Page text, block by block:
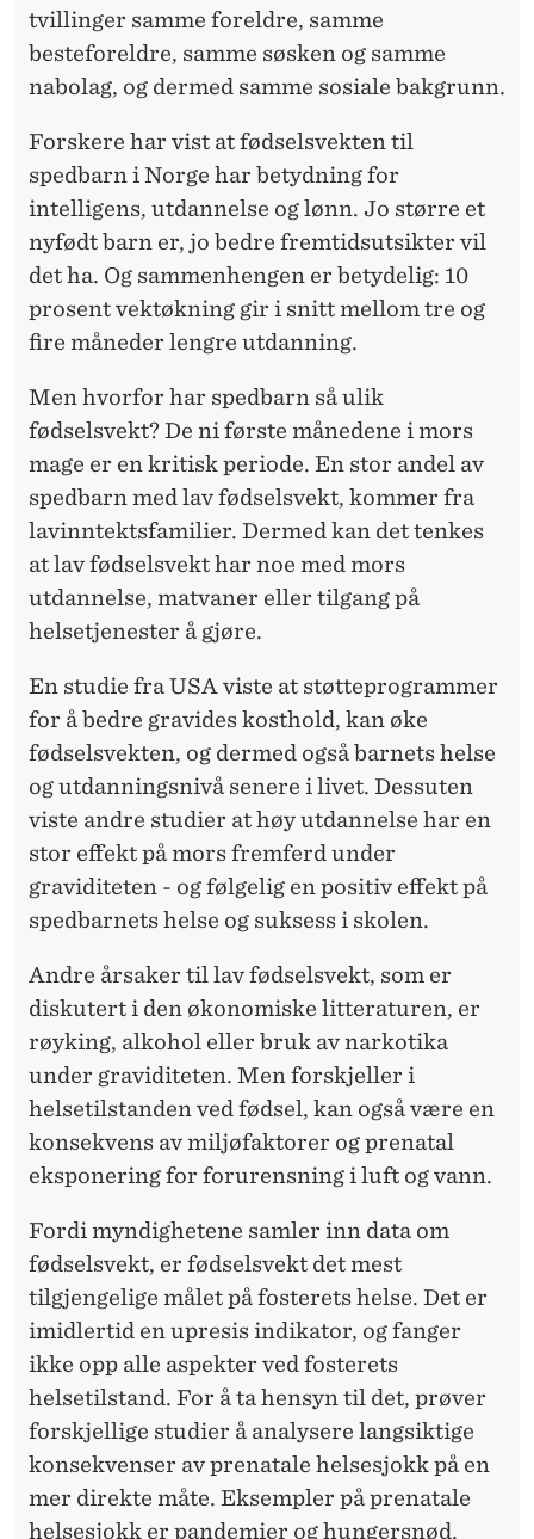
tvillinger samme foreldre, samme
besteforeldre, samme søsken og samme
nabolag, og dermed samme sosiale bakgrunn.
Forskere har vist at fødselsvekten til
spedbarn i Norge har betydning for
intelligens, utdannelse og lønn. Jo større et
nyfødt barn er, jo bedre fremtidsutsikter vil
det ha. Og sammenhengen er betydelig: 10
prosent vektøkning gir i snitt mellom tre og
fire måneder lengre utdanning.
Men hvorfor har spedbarn så ulik
fødselsvekt? De ni første månedene i mors
mage er en kritisk periode. En stor andel av
spedbarn med lav fødselsvekt, kommer fra
lavinntektsfamilier. Dermed kan det tenkes
at lav fødselsvekt har noe med mors
utdannelse, matvaner eller tilgang på
helsetjenester å gjøre.
En studie fra USA viste at støtteprogrammer
for å bedre gravides kosthold, kan øke
fødselsvekten, og dermed også barnets helse
og utdanningsnivå senere i livet. Dessuten
viste andre studier at høy utdannelse har en
stor effekt på mors fremferd under
graviditeten - og følgelig en positiv effekt på
spedbarnets helse og suksess i skolen.
Andre årsaker til lav fødselsvekt, som er
diskutert i den økonomiske litteraturen, er
røyking, alkohol eller bruk av narkotika
under graviditeten. Men forskjeller i
helsetilstanden ved fødsel, kan også være en
konsekvens av miljøfaktorer og prenatal
eksponering for forurensning i luft og vann.
Fordi myndighetene samler inn data om
fødselsvekt, er fødselsvekt det mest
tilgjengelige målet på fosterets helse. Det er
imidlertid en upresis indikator, og fanger
ikke opp alle aspekter ved fosterets
helsetilstand. For å ta hensyn til det, prøver
forskjellige studier å analysere langsiktige
konsekvenser av prenatale helsesjokk på en
mer direkte måte. Eksempler på prenatale
helsesjokk er pandemier og hungersnød.